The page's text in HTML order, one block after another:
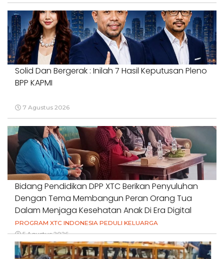
Solid Dan Bergerak : Inilah 7 Hasil Keputusan Pleno
BPP KAPMI
7 Agustus 2026
Bidang Pendidikan DPP XTC Berikan Penyuluhan
Dengan Tema Membangun Peran Orang Tua
Dalam Menjaga Kesehatan Anak Di Era Digital
PROGRAM XTC INDONESIA PEDULI KELUARGA
5 Agustus 2026